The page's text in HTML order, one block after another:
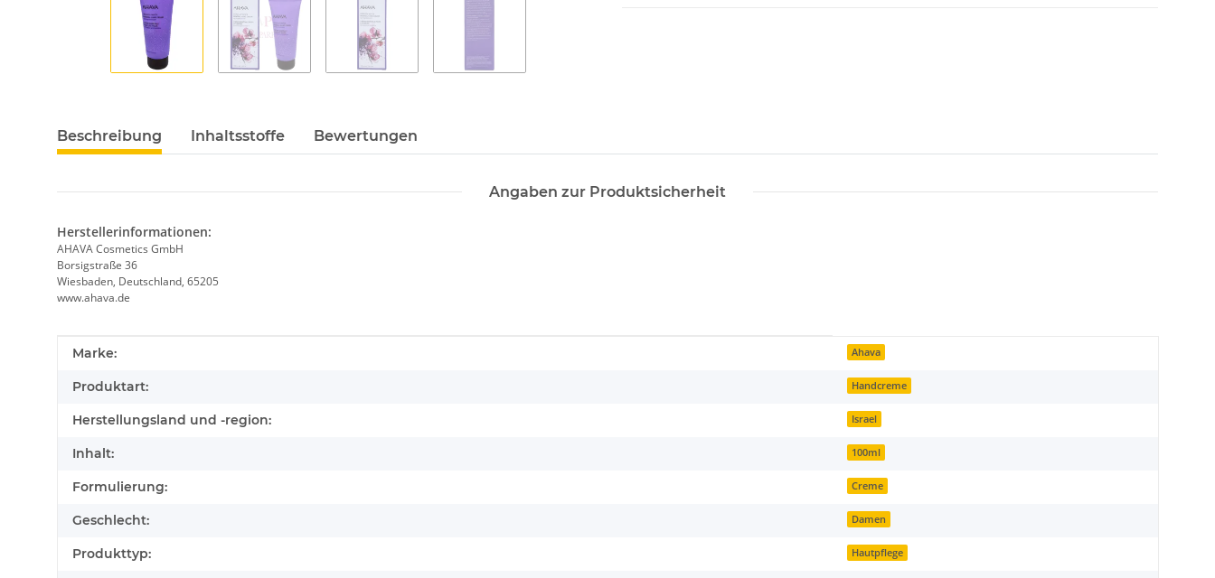
Beschreibung Inhaltsstoffe Bewertungen
Angaben zur Produktsicherheit
Herstellerinformationen:
AHAVA Cosmetics GmbH
Borsigstraße 36
Wiesbaden, Deutschland, 65205
www.ahava.de
Produkteigenschaft
Wert
Marke: Ahava
Produktart: Handcreme
Herstellungsland und -region: Israel
Inhalt: 100ml
Formulierung: Creme
Geschlecht: Damen
Produkttyp: Hautpflege